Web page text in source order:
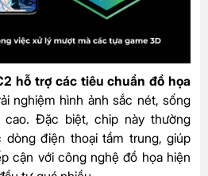
hỗ trợ các tiêu chuẩn đồ họa
nghiệm hình ảnh sắc nét, sống
cao. Đặc biệt, chip này thường
điện thoại tầm trung, giúp
cận với công nghệ đồ họa hiện